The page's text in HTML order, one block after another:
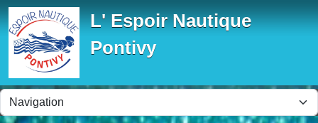
L' Espoir Nautique
Pontivy
Panneau de gestion des cookies